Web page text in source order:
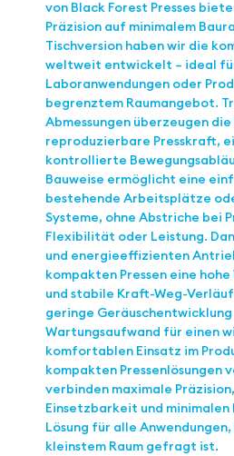
von Black Forest Presses
Präzision auf minimalem
Tischversion haben wir die
weltweit entwickelt – ideal
Laboranwendungen oder
begrenztem Raumangebot.
Abmessungen überzeugen
reproduzierbare Presskraft,
kontrollierte
Bauweise ermöglicht eine
bestehende Arbeitsplätze
Systeme, ohne Abstriche bei
Flexibilität oder Leistung.
und energieeffizienten
kompakten Pressen eine
und stabile Kraft-Weg-
geringe
Wartungsaufwand für einen
komfortablen Einsatz im
kompakten Pressenlösungen
verbinden maximale
Einsetzbarkeit und
Lösung für alle
kleinstem Raum gefragt ist.